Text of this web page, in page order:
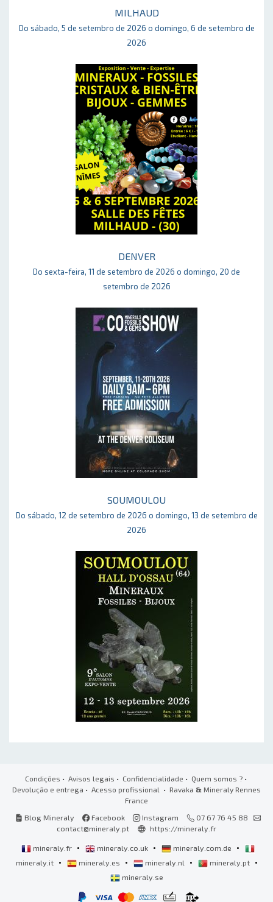
MILHAUD
Do sábado, 5 de setembro de 2026 o domingo, 6 de setembro de
2026
DENVER
Do sexta-feira, 11 de setembro de 2026 o domingo, 20 de
setembro de 2026
SOUMOULOU
Do sábado, 12 de setembro de 2026 o domingo, 13 de setembro de
2026
Condições • Avisos legais • Confidencialidade • Quem somos ?•
Devolução e entrega • Acesso profissional • Ravaka & Mineraly Rennes
France
Blog Mineraly
Facebook Instagram
07 67 76 45 88
contact@mineraly.pt
https://mineraly.fr
mineraly.fr • mineraly.co.uk • mineraly.com.de •
mineraly.it • mineraly.es • mineraly.nl • mineraly.pt •
mineraly.se